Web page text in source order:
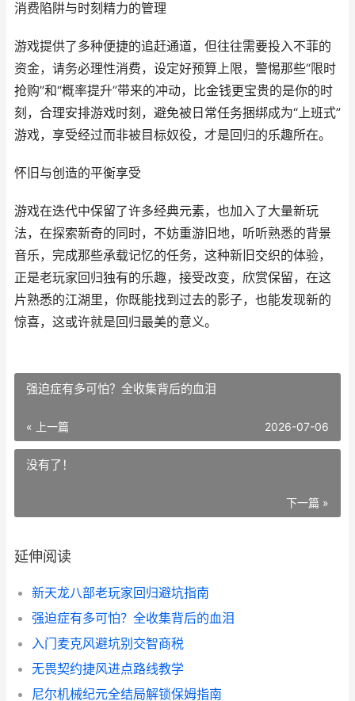
消费陷阱与时刻精力的管理
游戏提供了多种便捷的追赶通道，但往往需要投入不菲的
资金，请务必理性消费，设定好预算上限，警惕那些“限时
抢购”和“概率提升”带来的冲动，比金钱更宝贵的是你的时
刻，合理安排游戏时刻，避免被日常任务捆绑成为“上班式”
游戏，享受经过而非被目标奴役，才是回归的乐趣所在。
怀旧与创造的平衡享受
游戏在迭代中保留了许多经典元素，也加入了大量新玩
法，在探索新奇的同时，不妨重游旧地，听听熟悉的背景
音乐，完成那些承载记忆的任务，这种新旧交织的体验，
正是老玩家回归独有的乐趣，接受改变，欣赏保留，在这
片熟悉的江湖里，你既能找到过去的影子，也能发现新的
惊喜，这或许就是回归最美的意义。
强迫症有多可怕？全收集背后的血泪
« 上一篇 2026-07-06
没有了！
下一篇 »
延伸阅读
新天龙八部老玩家回归避坑指南
强迫症有多可怕？全收集背后的血泪
入门麦克风避坑别交智商税
无畏契约捷风进点路线教学
尼尔机械纪元全结局解锁保姆指南